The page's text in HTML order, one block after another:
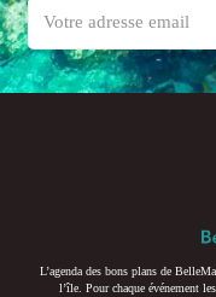
L’agenda des bons plans de
l’île. Pour chaque événement